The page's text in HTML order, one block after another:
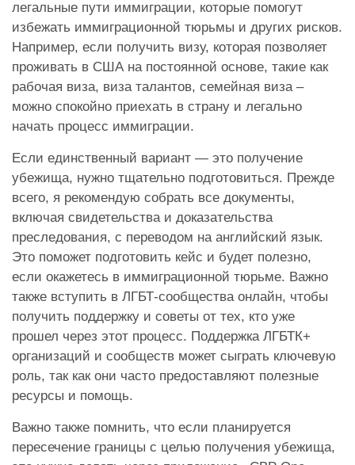
легальные пути иммиграции, которые помогут
избежать иммиграционной тюрьмы и других рисков.
Например, если получить визу, которая позволяет
проживать в США на постоянной основе, такие как
рабочая виза, виза талантов, семейная виза –
можно спокойно приехать в страну и легально
начать процесс иммиграции.
Если единственный вариант — это получение
убежища, нужно тщательно подготовиться. Прежде
всего, я рекомендую собрать все документы,
включая свидетельства и доказательства
преследования, с переводом на английский язык.
Это поможет подготовить кейс и будет полезно,
если окажетесь в иммиграционной тюрьме. Важно
также вступить в ЛГБТ-сообщества онлайн, чтобы
получить поддержку и советы от тех, кто уже
прошел через этот процесс. Поддержка ЛГБТК+
организаций и сообществ может сыграть ключевую
роль, так как они часто предоставляют полезные
ресурсы и помощь.
Важно также помнить, что если планируется
пересечение границы с целью получения убежища,